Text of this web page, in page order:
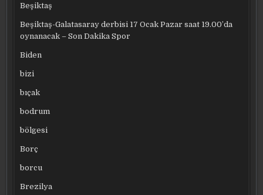
Beşiktaş
Beşiktaş-Galatasaray derbisi 17 Ocak Pazar saat 19.00’da
oynanacak – Son Dakika Spor
Biden
bizi
bıçak
bodrum
bölgesi
Borç
borcu
Brezilya